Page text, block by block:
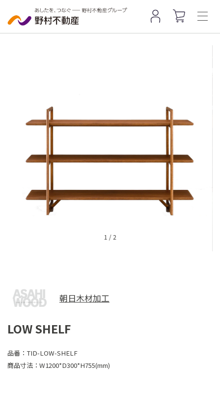
1 /2
朝日木材加工
LOW SHELF
品番： TID-LOW-SHELF
商品寸法： W1200*D300*H755(mm)